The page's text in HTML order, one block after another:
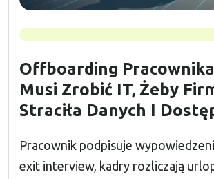
Offboarding
Musi Zrobić IT, Żeby
Straciła Danych I
Pracownik podpisuje
exit interview, kadry rozliczają